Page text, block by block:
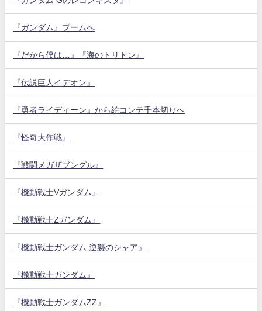
『ガンダム』ブームへ
『だから僕は…』『海のトリトン』
『伝説巨人イデオン』
『勇者ライディーン』から絵コンテ千本切りへ
『怪奇大作戦』
『戦闘メガザブングル』
『機動戦士Vガンダム』
『機動戦士Zガンダム』
『機動戦士ガンダム 逆襲のシャア』
『機動戦士ガンダム』
『機動戦士ガンダムZZ』